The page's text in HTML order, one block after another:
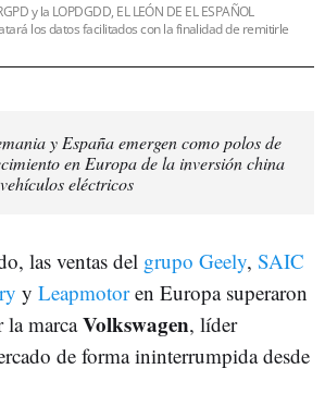
y la LOPDGDD, EL LEÓN DE EL ESPAÑOL
los datos facilitados con la finalidad de remitirle
y España emergen como polos de
en Europa de la inversión china
eléctricos
las ventas del grupo Geely, SAIC
y Leapmotoren Europa superaron
la marcaVolkswagen, líder
de forma ininterrumpida desde